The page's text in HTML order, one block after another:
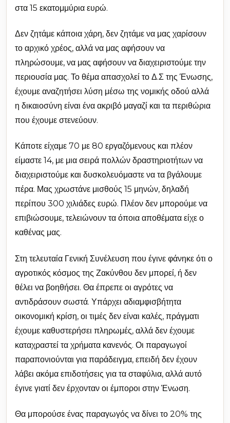
στα 15 εκατομμύρια ευρώ.
Δεν ζητάμε κάποια χάρη, δεν ζητάμε να μας χαρίσουν
το αρχικό χρέος, αλλά να μας αφήσουν να
πληρώσουμε, να μας αφήσουν να διαχειριστούμε την
περιουσία μας. Το θέμα απασχολεί το Δ.Σ της Ένωσης,
έχουμε αναζητήσει λύση μέσω της νομικής οδού αλλά
η δικαιοσύνη είναι ένα ακριβό μαγαζί και τα περιθώρια
που έχουμε στενεύουν.
Κάποτε είχαμε 70 με 80 εργαζόμενους και πλέον
είμαστε 14, με μια σειρά πολλών δραστηριοτήτων να
διαχειριστούμε και δυσκολευόμαστε να τα βγάλουμε
πέρα. Μας χρωστάνε μισθούς 15 μηνών, δηλαδή
περίπου 300 χιλιάδες ευρώ. Πλέον δεν μπορούμε να
επιβιώσουμε, τελειώνουν τα όποια αποθέματα είχε ο
καθένας μας.
Στη τελευταία Γενική Συνέλευση που έγινε φάνηκε ότι ο
αγροτικός κόσμος της Ζακύνθου δεν μπορεί, ή δεν
θέλει να βοηθήσει. Θα έπρεπε οι αγρότες να
αντιδράσουν σωστά. Υπάρχει αδιαμφισβήτητα
οικονομική κρίση, οι τιμές δεν είναι καλές, πράγματι
έχουμε καθυστερήσει πληρωμές, αλλά δεν έχουμε
καταχραστεί τα χρήματα κανενός. Οι παραγωγοί
παραπονιούνται για παράδειγμα, επειδή δεν έχουν
λάβει ακόμα επιδοτήσεις για τα σταφύλια, αλλά αυτό
έγινε γιατί δεν έρχονταν οι έμποροι στην Ένωση.
Θα μπορούσε ένας παραγωγός να δίνει το 20% της